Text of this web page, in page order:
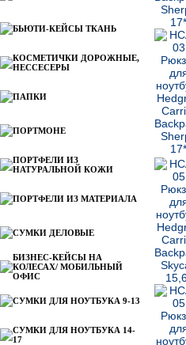
БЬЮТИ-КЕЙСЫ ТКАНЬ
КОСМЕТИЧКИ ДОРОЖНЫЕ,
НЕССЕСЕРЫ
ПАПКИ
ПОРТМОНЕ
ПОРТФЕЛИ ИЗ
НАТУРАЛЬНОЙ КОЖИ
ПОРТФЕЛИ ИЗ МАТЕРИАЛА
СУМКИ ДЕЛОВЫЕ
БИЗНЕС-КЕЙСЫ НА
КОЛЕСАХ/ МОБИЛЬНЫЙ
ОФИС
СУМКИ ДЛЯ НОУТБУКА 9-13
СУМКИ ДЛЯ НОУТБУКА 14-
17